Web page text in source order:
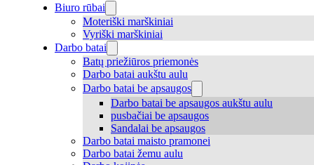
Biuro rūbai
Moteriški marškiniai
Vyriški marškiniai
Darbo batai
Batų priežiūros priemonės
Darbo batai aukštu aulu
Darbo batai be apsaugos
Darbo batai be apsaugos aukštu aulu
pusbačiai be apsaugos
Sandalai be apsaugos
Darbo batai maisto pramonei
Darbo batai žemu aulu